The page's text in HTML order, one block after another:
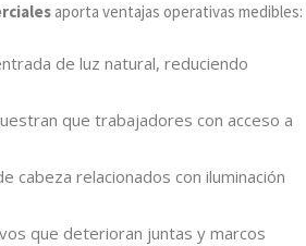
aporta ventajas operativas medibles:
de luz natural, reduciendo
que trabajadores con acceso a
cabeza relacionados con iluminación
que deterioran juntas y marcos